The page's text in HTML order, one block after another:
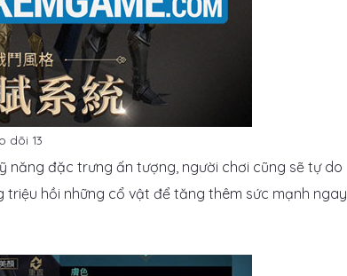
dõi 13
năng đặc trưng ấn tượng, người chơi cũng sẽ tự do
hồi những cổ vật để tăng thêm sức mạnh ngay